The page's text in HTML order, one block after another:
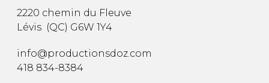
2220 chemin du Fleuve
Lévis (QC) G6W 1Y4
info@productionsdoz.com
418 834-8384